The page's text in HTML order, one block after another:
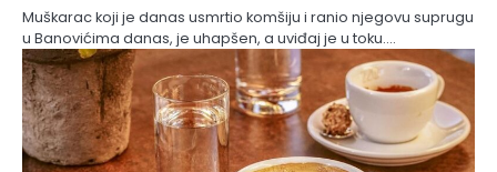
Muškarac koji je danas usmrtio komšiju i ranio njegovu suprugu
u Banovićima danas, je uhapšen, a uviđaj je u toku.…